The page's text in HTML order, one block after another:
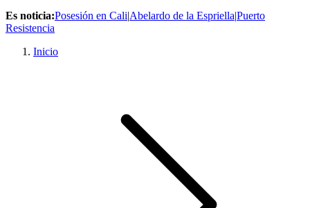
Es noticia:Posesión en Cali|Abelardo de la Espriella|Puerto
Resistencia
Inicio